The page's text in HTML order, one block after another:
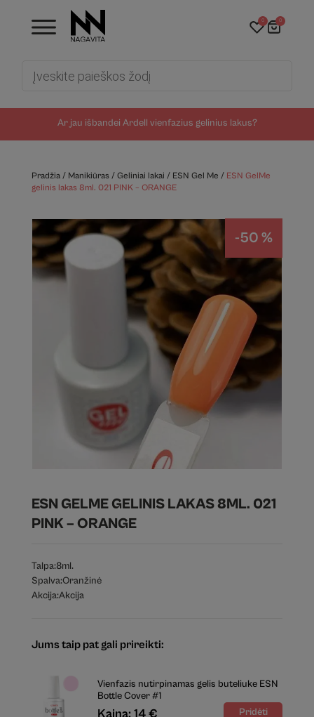
Ar jau išbandei Ardell vienfazius gelinius lakus?
0 0
Pradžia/ Manikiūras/ Geliniai lakai / ESN Gel Me / ESN GelMe
gelinis lakas 8ml. 021 PINK – ORANGE
-50 %
ESN GELME GELINIS LAKAS 8ML. 021
PINK – ORANGE
Talpa:8ml.
Spalva:Oranžinė
Akcija:Akcija
Jums taip pat gali prireikti:
Vienfazis nutirpinamas gelis buteliuke ESN
Bottle Cover #1